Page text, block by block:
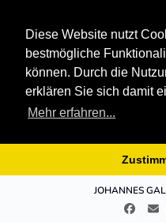
Diese Website nutzt
bestmögliche
können. Durch die
erklären Sie sich damit
Mehr erfahren...
JOHANNES
E-